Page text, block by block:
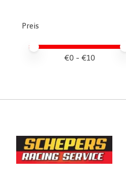
Preis
Preis – Mindestwert
Price maximum value
€0 - €10